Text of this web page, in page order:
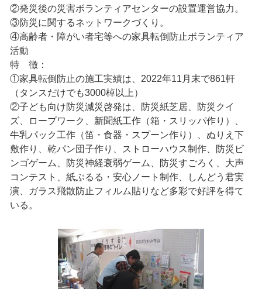
②発災後の災害ボランティアセンターの設置運営協力。
③防災に関するネットワークづくり。
④高齢者・障がい者宅等への家具転倒防止ボランティア
活動
特 徴：
①家具転倒防止の施工実績は、2022年11月末で861軒
（タンスだけでも3000棹以上）
②子ども向け防災減災啓発は、防災紙芝居、防災クイ
ズ、ロープワーク、新聞紙工作（箱・スリッパ作り）、
牛乳パック工作（笛・食器・スプーン作り）、ぬりえ下
敷作り、乾パン団子作り、ストローハウス制作、防災ビ
ンゴゲーム、防災神経衰弱ゲーム、防災すごろく、大声
コンテスト、紙ぶるる・安心ノート制作、しんどう君実
演、ガラス飛散防止フィルム貼りなど多彩で好評を得て
いる。